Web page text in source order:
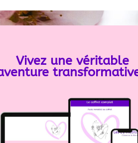
Vivez une véritable